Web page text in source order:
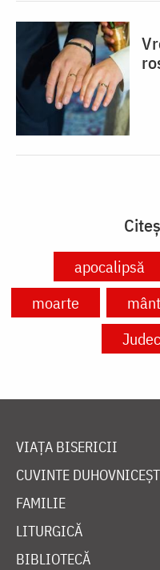
apocalipsă
moarte
VIAȚA BISERICII
CUVINTE
FAMILIE
LITURGICĂ
BIBLIOTECĂ